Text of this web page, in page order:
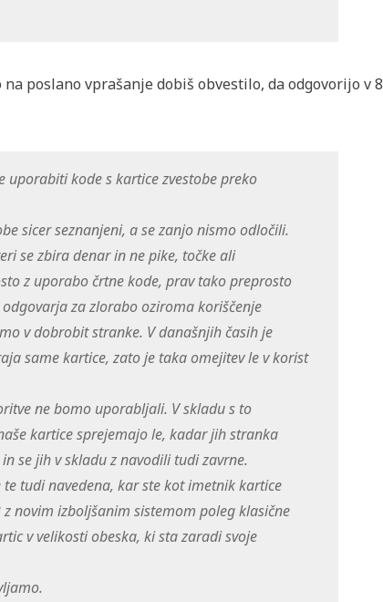
poslano vprašanje dobiš obvestilo, da odgovorijo v 8
uporabiti kode s kartice zvestobe preko
sicer seznanjeni, a se zanjo nismo odločili.
se zbira denar in ne pike, točke ali
z uporabo črtne kode, prav tako preprosto
za zlorabo oziroma koriščenje
v dobrobit stranke. V današnjih časih je
same kartice, zato je taka omejitev le v korist
ne bomo uporabljali. V skladu s to
kartice sprejemajo le, kadar jih stranka
se jih v skladu z navodili tudi zavrne.
tudi navedena, kar ste kot imetnik kartice
novim izboljšanim sistemom poleg klasične
v velikosti obeska, ki sta zaradi svoje